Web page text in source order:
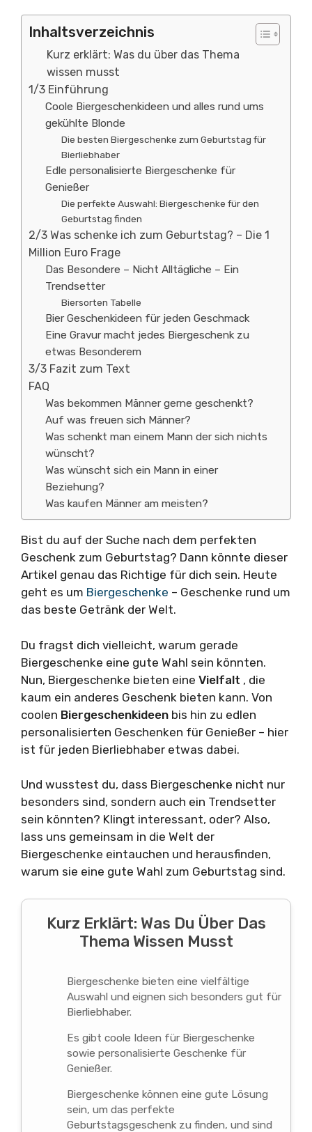
Inhaltsverzeichnis
Kurz erklärt: Was du über das Thema
wissen musst
1/3 Einführung
Coole Biergeschenkideen und alles rund ums
gekühlte Blonde
Die besten Biergeschenke zum Geburtstag für
Bierliebhaber
Edle personalisierte Biergeschenke für
Genießer
Die perfekte Auswahl: Biergeschenke für den
Geburtstag finden
2/3 Was schenke ich zum Geburtstag? – Die 1
Million Euro Frage
Das Besondere – Nicht Alltägliche – Ein
Trendsetter
Biersorten Tabelle
Bier Geschenkideen für jeden Geschmack
Eine Gravur macht jedes Biergeschenk zu
etwas Besonderem
3/3 Fazit zum Text
FAQ
Was bekommen Männer gerne geschenkt?
Auf was freuen sich Männer?
Was schenkt man einem Mann der sich nichts
wünscht?
Was wünscht sich ein Mann in einer
Beziehung?
Was kaufen Männer am meisten?
Bist du auf der Suche nach dem perfekten
Geschenk zum Geburtstag? Dann könnte dieser
Artikel genau das Richtige für dich sein. Heute
geht es um Biergeschenke – Geschenke rund um
das beste Getränk der Welt.
Du fragst dich vielleicht, warum gerade
Biergeschenke eine gute Wahl sein könnten.
Nun, Biergeschenke bieten eine Vielfalt , die
kaum ein anderes Geschenk bieten kann. Von
coolen Biergeschenkideen bis hin zu edlen
personalisierten Geschenken für Genießer – hier
ist für jeden Bierliebhaber etwas dabei.
Und wusstest du, dass Biergeschenke nicht nur
besonders sind, sondern auch ein Trendsetter
sein könnten? Klingt interessant, oder? Also,
lass uns gemeinsam in die Welt der
Biergeschenke eintauchen und herausfinden,
warum sie eine gute Wahl zum Geburtstag sind.
Kurz Erklärt: Was Du Über Das
Thema Wissen Musst
Biergeschenke bieten eine vielfältige
Auswahl und eignen sich besonders gut für
Bierliebhaber.
Es gibt coole Ideen für Biergeschenke
sowie personalisierte Geschenke für
Genießer.
Biergeschenke können eine gute Lösung
sein, um das perfekte
Geburtstagsgeschenk zu finden, und sind